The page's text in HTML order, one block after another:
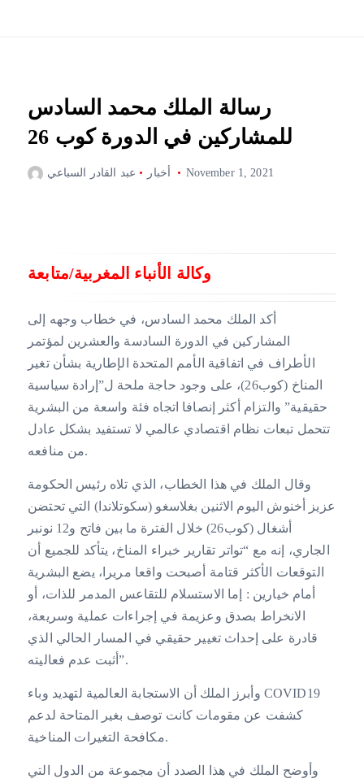
رسالة الملك محمد السادس
للمشاركين في الدورة كوب 26
عبد القادر السباعي أخبار November 1, 2021
وكالة الأنباء المغربية/متابعة
أكد الملك محمد السادس، في خطاب وجهه إلى
المشاركين في الدورة السادسة والعشرين لمؤتمر
الأطراف في اتفاقية الأمم المتحدة الإطارية بشأن تغير
المناخ (كوب26)، على وجود حاجة ملحة ل”إرادة سياسية
حقيقية” والتزام أكثر إنصافا اتجاه فئة واسعة من البشرية
تتحمل تبعات نظام اقتصادي عالمي لا تستفيد بشكل عادل
من منافعه.
وقال الملك في هذا الخطاب، الذي تلاه رئيس الحكومة
عزيز أخنوش اليوم الاثنين بغلاسغو (سكوتلاندا) التي تحتضن
أشغال (كوب26) خلال الفترة ما بين فاتح و12 نونبر
الجاري، إنه مع “تواتر تقارير خبراء المناخ، يتأكد للجميع أن
التوقعات الأكثر قتامة أصبحت واقعا مريرا، يضع البشرية
أمام خيارين : إما الاستسلام للتقاعس المدمر للذات، أو
الانخراط بصدق وعزيمة في إجراءات عملية وسريعة،
قادرة على إحداث تغيير حقيقي في المسار الحالي الذي
أثبت عدم فعاليته”.
وأبرز الملك أن الاستجابة العالمية لتهديد وباء COVID19
كشفت عن مقومات كانت توصف بغير المتاحة لدعم
مكافحة التغيرات المناخية.
وأوضح الملك في هذا الصدد أن مجموعة من الدول التي